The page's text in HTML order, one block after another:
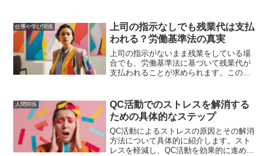
できるでしょう。免状取得後の活用方法
やキャリアアップのためのアドバイスも
提供しました。
仕事や学び関係
上司の指示なしでも残業代は支払
われる？労働基準法の真実
上司の指示がないまま残業をしている場
合でも、労働基準法に基づいて残業代が
支払われることが求められます。この記
重要性について解説します。
人間関係
QC活動でのストレスを解消する
ための具体的なステップ
QC活動によるストレスの原因とその解消
方法について具体的に紹介します。スト
レスを軽減し、QC活動を効果的に進める